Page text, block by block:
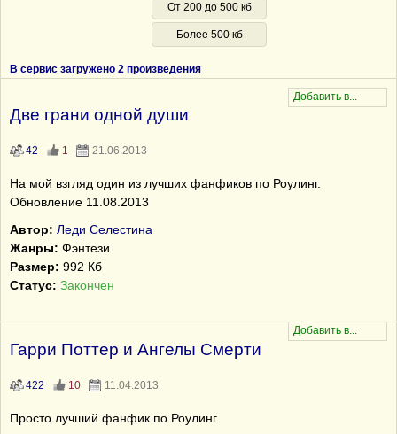
От 200 до 500 кб
Более 500 кб
В сервис загружено 2 произведения
Две грани одной души
42 1 21.06.2013
На мой взгляд один из лучших фанфиков по Роулинг.
Обновление 11.08.2013
Автор: Леди Селестина
Жанры: Фэнтези
Размер: 992 Кб
Статус: Закончен
Гарри Поттер и Ангелы Смерти
422 10 11.04.2013
Просто лучший фанфик по Роулинг